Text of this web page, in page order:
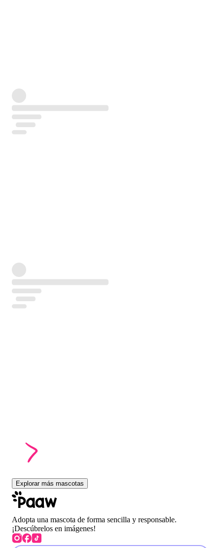
Explorar más mascotas
Adopta una mascota de forma sencilla y responsable.
¡Descúbrelos en imágenes!